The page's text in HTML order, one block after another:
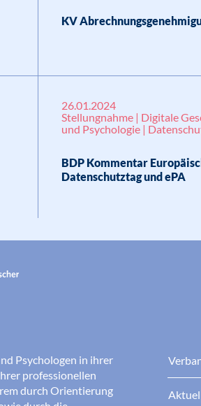
KV
26.01.2024
Stellungnahme | Digitale
und Psychologie |
BDP Kommentar
Datenschutztag und ePA
Psychologen in ihrer
professionellen
durch Orientierung